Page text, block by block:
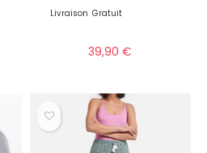
Livraison Gratuit
39,90€